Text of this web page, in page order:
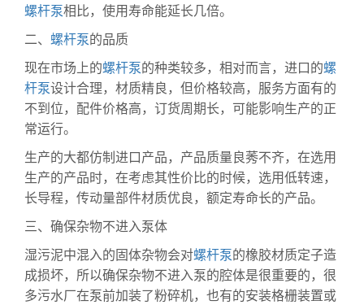
螺杆泵相比，使用寿命能延长几倍。
二、 螺杆泵的品质
现在市场上的螺杆泵的种类较多，相对而言，进口的螺
杆泵设计合理，材质精良，但价格较高，服务方面有的
不到位，配件价格高，订货周期长，可能影响生产的正
常运行。
生产的大都仿制进口产品，产品质量良莠不齐，在选用
生产的产品时，在考虑其性价比的时候，选用低转速，
长导程，传动量部件材质优良，额定寿命长的产品。
三、确保杂物不进入泵体
湿污泥中混入的固体杂物会对螺杆泵的橡胶材质定子造
成损坏，所以确保杂物不进入泵的腔体是很重要的，很
多污水厂在泵前加装了粉碎机，也有的安装格栅装置或